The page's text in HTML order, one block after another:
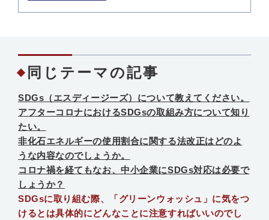
同じテーマの記事
SDGs（エスディージーズ）について教えてください。
アフターコロナにおけるSDGsの取組み方について知り
たい。
非化石エネルギーの使用割合に関する法改正はどのよ
うな内容なのでしょうか。
コロナ禍を経てもなお、中小企業にSDGs対応は必要で
しょうか？
SDGsに取り組む際、「グリーンウォッシュ」に気をつ
けるとは具体的にどんなことに注意すればいいのでし